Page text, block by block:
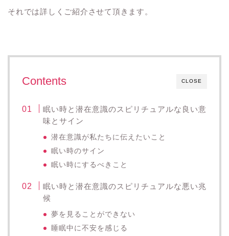
それでは詳しくご紹介させて頂きます。
CLOSE
Contents
眠い時と潜在意識のスピリチュアルな良い意
味とサイン
潜在意識が私たちに伝えたいこと
眠い時のサイン
眠い時にするべきこと
眠い時と潜在意識のスピリチュアルな悪い兆
候
夢を見ることができない
睡眠中に不安を感じる